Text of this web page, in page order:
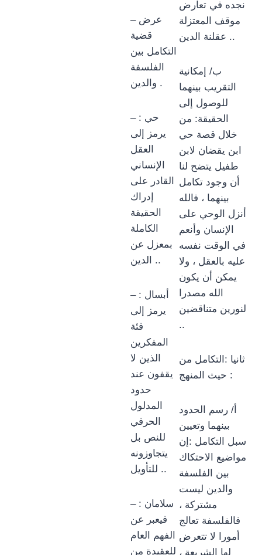
– عرض
قضية
التكامل بين
الفلسفة
والدين .
– حي :
يرمز إلى
العقل
الإنساني
القادر على
إدراك
الحقيقة
الكاملة
بمعزل عن
الدين ..
– أبسال :
يرمز إلى
فئة
المفكرين
الذين لا
يقفون عند
حدود
المدلول
الحرفي
للنص بل
يتجاوزونه
للتأويل ..
– سلامان :
فيعبر عن
الفهم العام
للعقيدة من
نجده في تعارض
موقف المعتزلة
عقلنة الدين ..
ب/ إمكانية
التقريب بينهما
للوصول إلى
الحقيقة: من
خلال قصة حي
ابن يقضان لابن
طفيل يتضح لنا
أن وجود تكامل
بينهما ، فالله
أنزل الوحي على
الإنسان وأنعم
في الوقت نفسه
عليه بالعقل ، ولا
يمكن أن يكون
الله مصدرا
لنورين متناقضين
..
ثانيا :التكامل من
حيث المنهج :
أ/ رسم الحدود
بينهما وتعيين
سبل التكامل :إن
مواضيع الاحتكاك
بين الفلسفة
والدين ليست
مشتركة ،
فالفلسفة تعالج
أمورا لا تتعرض
لها الشريعة ،